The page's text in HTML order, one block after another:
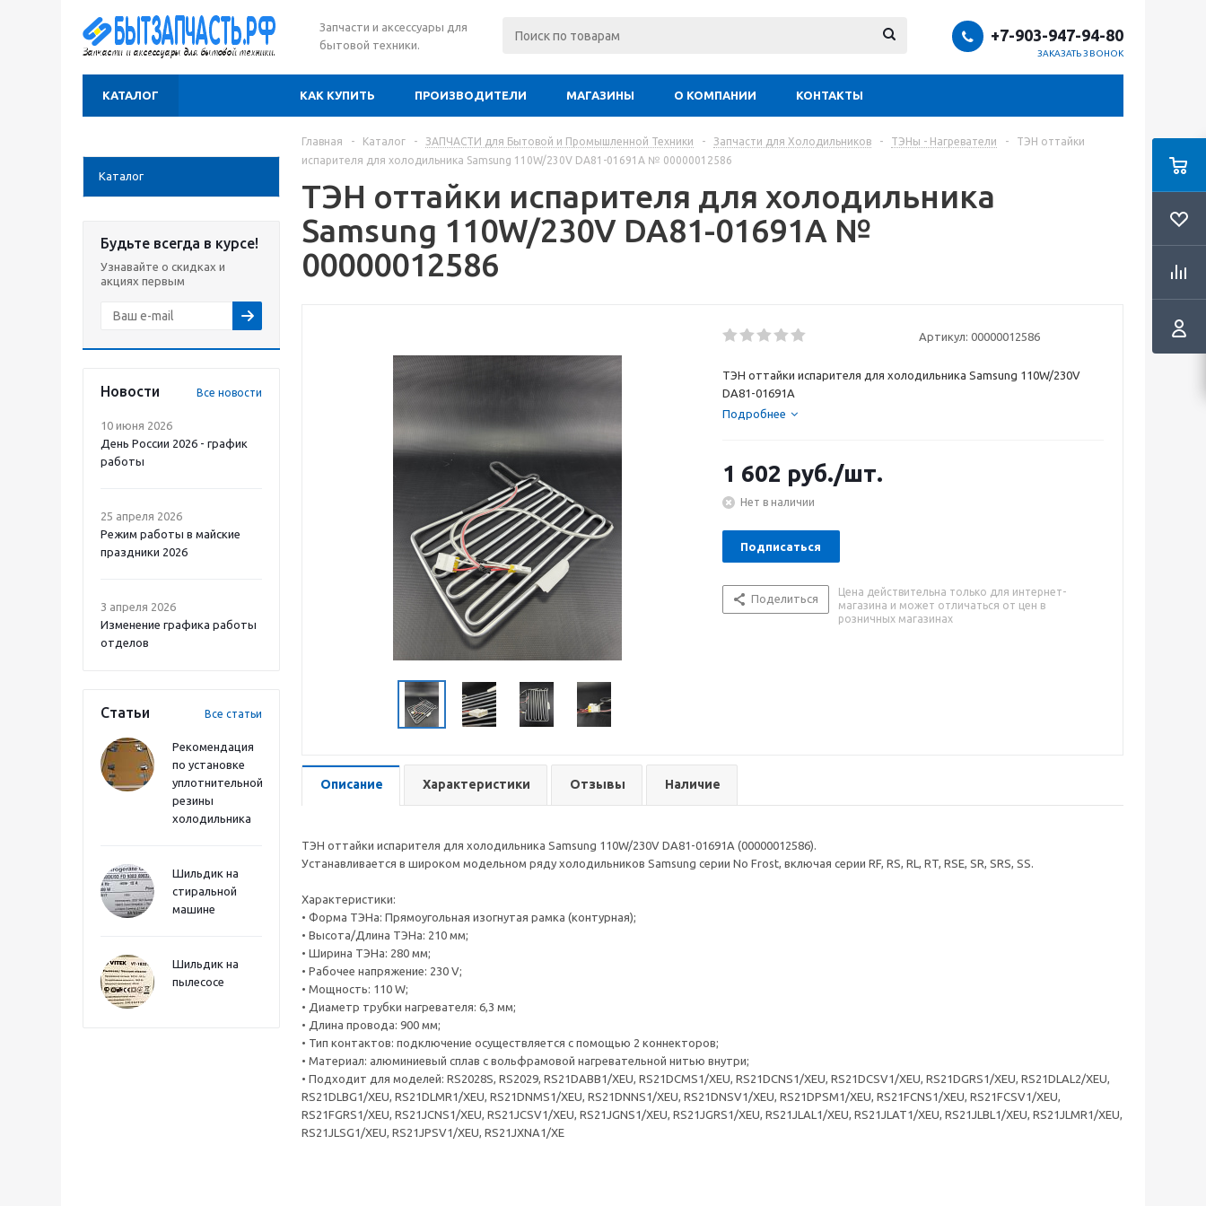
Запчасти и аксессуары для
бытовой техники.
+7-903-947-94-80
ЗАКАЗАТЬ ЗВОНОК
КАТАЛОГ КАК КУПИТЬ ПРОИЗВОДИТЕЛИ МАГАЗИНЫ О КОМПАНИИ КОНТАКТЫ
Каталог
Будьте всегда в курсе!
Узнавайте о скидках и
акциях первым
Новости Все новости
10 июня 2026
День России 2026 - график
работы
25 апреля 2026
Режим работы в майские
праздники 2026
3 апреля 2026
Изменение графика работы
отделов
Статьи Все статьи
Рекомендация
по установке
уплотнительной
резины
холодильника
Шильдик на
стиральной
машине
Шильдик на
пылесосе
Главная - Каталог - ЗАПЧАСТИ для Бытовой и Промышленной Техники - Запчасти для Холодильников - ТЭНы - Нагреватели -
ТЭН оттайки
испарителя для холодильника Samsung 110W/230V DA81-01691A № 00000012586
ТЭН оттайки испарителя для холодильника
Samsung 110W/230V DA81-01691A №
00000012586
Артикул: 00000012586
ТЭН оттайки испарителя для холодильника Samsung 110W/230V
DA81-01691A
Подробнее
1 602 руб./шт.
Нет в наличии
Подписаться
Поделиться
Цена действительна только для интернет-
магазина и может отличаться от цен в
розничных магазинах
Описание Характеристики Отзывы Наличие
ТЭН оттайки испарителя для холодильника Samsung 110W/230V DA81-01691A (00000012586).
Устанавливается в широком модельном ряду холодильников Samsung серии No Frost, включая серии RF, RS, RL, RT, RSE, SR, SRS, SS.
Характеристики:
• Форма ТЭНа: Прямоугольная изогнутая рамка (контурная);
• Высота/Длина ТЭНа: 210 мм;
• Ширина ТЭНа: 280 мм;
• Рабочее напряжение: 230 V;
• Мощность: 110 W;
• Диаметр трубки нагревателя: 6,3 мм;
• Длина провода: 900 мм;
• Тип контактов: подключение осуществляется с помощью 2 коннекторов;
• Материал: алюминиевый сплав с вольфрамовой нагревательной нитью внутри;
• Подходит для моделей: RS2028S, RS2029, RS21DABB1/XEU, RS21DCMS1/XEU, RS21DCNS1/XEU, RS21DCSV1/XEU, RS21DGRS1/XEU, RS21DLAL2/XEU,
RS21DLBG1/XEU, RS21DLMR1/XEU, RS21DNMS1/XEU, RS21DNNS1/XEU, RS21DNSV1/XEU, RS21DPSM1/XEU, RS21FCNS1/XEU, RS21FCSV1/XEU,
RS21FGRS1/XEU, RS21JCNS1/XEU, RS21JCSV1/XEU, RS21JGNS1/XEU, RS21JGRS1/XEU, RS21JLAL1/XEU, RS21JLAT1/XEU, RS21JLBL1/XEU, RS21JLMR1/XEU,
RS21JLSG1/XEU, RS21JPSV1/XEU, RS21JXNA1/XE